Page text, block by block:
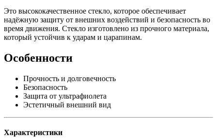
Это высококачественное стекло, которое обеспечивает
надёжную защиту от внешних воздействий и безопасность во
время движения. Стекло изготовлено из прочного материала,
который устойчив к ударам и царапинам.
Особенности
Прочность и долговечность
Безопасность
Защита от ультрафиолета
Эстетичный внешний вид
Характеристики